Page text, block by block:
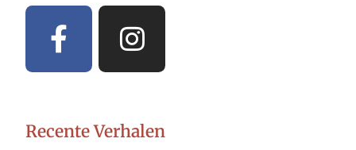
F
a
c
b
I
n
s
a
Recente Verhalen